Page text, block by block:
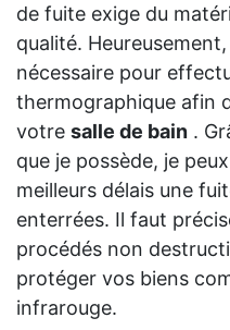
de fuite exige du
qualité.
nécessaire pour
thermographique afin
votre salle de bain .
que je possède, je
meilleurs délais une
enterrées. Il faut
procédés non
protéger vos biens
infrarouge.